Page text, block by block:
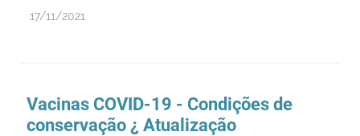
17/11/2021
Vacinas COVID-19 - Condições de
conservação ¿ Atualização